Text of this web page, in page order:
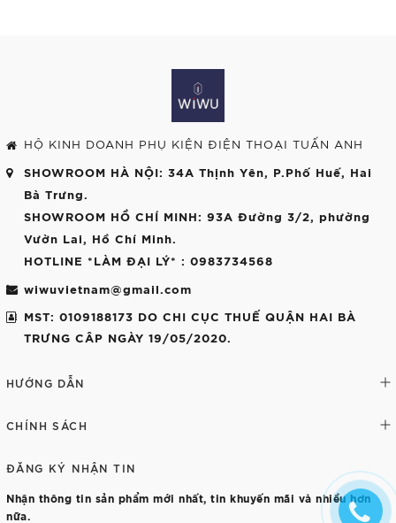
HỘ KINH DOANH PHỤ KIỆN ĐIỆN THOẠI TUẤN ANH
SHOWROOM HÀ NỘI: 34A Thịnh Yên, P.Phố Huế, Hai
Bà Trưng.
SHOWROOM HỒ CHÍ MINH: 93A Đường 3/2, phường
Vườn Lai, Hồ Chí Minh.
HOTLINE *LÀM ĐẠI LÝ* : 0983734568
wiwuvietnam@gmail.com
MST: 0109188173 DO CHI CỤC THUẾ QUẬN HAI BÀ
TRƯNG CÂP NGÀY 19/05/2020.
HƯỚNG DẪN
CHÍNH SÁCH
ĐĂNG KÝ NHẬN TIN
Nhận thông tin sản phẩm mới nhất, tin khuyến mãi và nhiều hơn
nữa.